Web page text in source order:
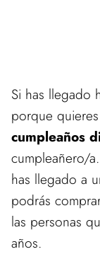
Si has llegado
porque
cumpleaños
cumpleañero/
has llegado a
podrás
las personas
años.